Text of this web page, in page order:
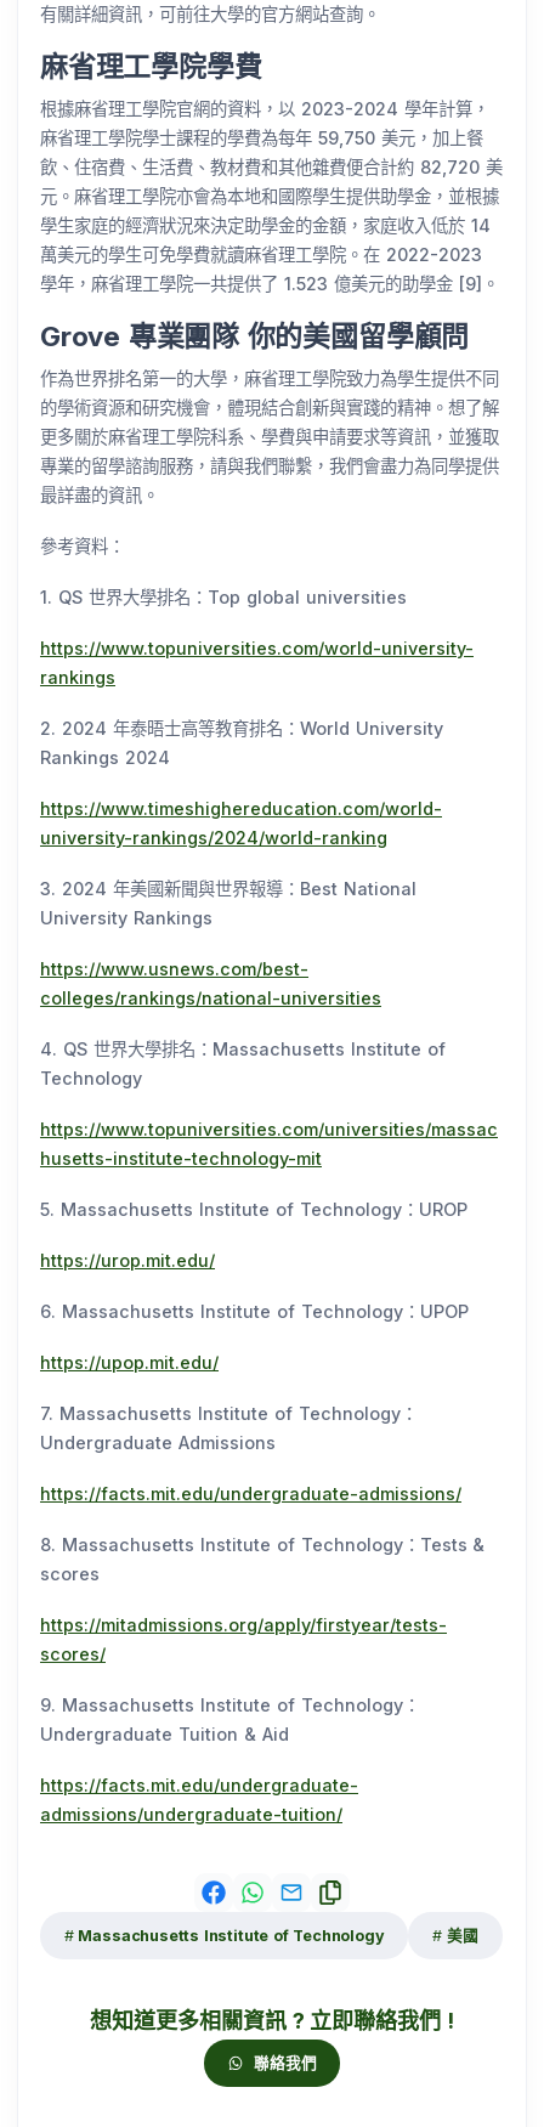
有關詳細資訊，可前往大學的官方網站查詢。
麻省理工學院學費
根據麻省理工學院官網的資料，以 2023-2024 學年計算，
麻省理工學院學士課程的學費為每年 59,750 美元，加上餐
飲、住宿費、生活費、教材費和其他雜費便合計約 82,720 美
元。麻省理工學院亦會為本地和國際學生提供助學金，並根據
學生家庭的經濟狀況來決定助學金的金額，家庭收入低於 14
萬美元的學生可免學費就讀麻省理工學院。在 2022-2023
學年，麻省理工學院一共提供了 1.523 億美元的助學金 [9]。
Grove 專業團隊 你的美國留學顧問
作為世界排名第一的大學，麻省理工學院致力為學生提供不同
的學術資源和研究機會，體現結合創新與實踐的精神。想了解
更多關於麻省理工學院科系、學費與申請要求等資訊，並獲取
專業的留學諮詢服務，請與我們聯繫，我們會盡力為同學提供
最詳盡的資訊。
參考資料：
1. QS 世界大學排名：Top global universities
https://www.topuniversities.com/world-university-
rankings
2. 2024 年泰晤士高等教育排名：World University
Rankings 2024
https://www.timeshighereducation.com/world-
university-rankings/2024/world-ranking
3. 2024 年美國新聞與世界報導：Best National
University Rankings
https://www.usnews.com/best-
colleges/rankings/national-universities
4. QS 世界大學排名：Massachusetts Institute of
Technology
https://www.topuniversities.com/universities/massac
husetts-institute-technology-mit
5. Massachusetts Institute of Technology：UROP
https://urop.mit.edu/
6. Massachusetts Institute of Technology：UPOP
https://upop.mit.edu/
7. Massachusetts Institute of Technology：
Undergraduate Admissions
https://facts.mit.edu/undergraduate-admissions/
8. Massachusetts Institute of Technology：Tests &
scores
https://mitadmissions.org/apply/firstyear/tests-
scores/
9. Massachusetts Institute of Technology：
Undergraduate Tuition & Aid
https://facts.mit.edu/undergraduate-
admissions/undergraduate-tuition/
Massachusetts Institute of Technology 美國
想知道更多相關資訊 ? 立即聯絡我們 !
聯絡我們